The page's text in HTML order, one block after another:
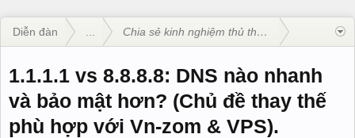
Diễn đàn Chia sẻ kinh nghiệm thủ thuật máy tính
1.1.1.1 vs 8.8.8.8: DNS nào nhanh
và bảo mật hơn? (Chủ đề thay thế
phù hợp với Vn-zom & VPS).